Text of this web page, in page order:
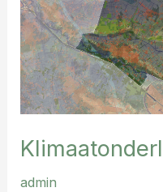
admin